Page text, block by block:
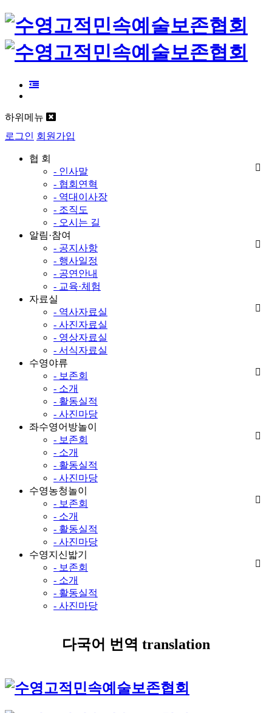
하위메뉴
로그인 회원가입
협 회
- 인사말
- 협회연혁
- 역대이사장
- 조직도
- 오시는 길
알림·참여
- 공지사항
- 행사일정
- 공연안내
- 교육·체험
자료실
- 역사자료실
- 사진자료실
- 영상자료실
- 서식자료실
수영야류
- 보존회
- 소개
- 활동실적
- 사진마당
좌수영어방놀이
- 보존회
- 소개
- 활동실적
- 사진마당
수영농청놀이
- 보존회
- 소개
- 활동실적
- 사진마당
수영지신밟기
- 보존회
- 소개
- 활동실적
- 사진마당
다국어 번역 translation